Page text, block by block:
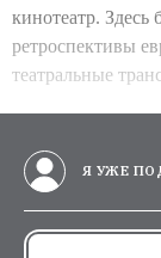
кинотеатр. Здесь
ретроспективы
театральные
Я УЖЕ